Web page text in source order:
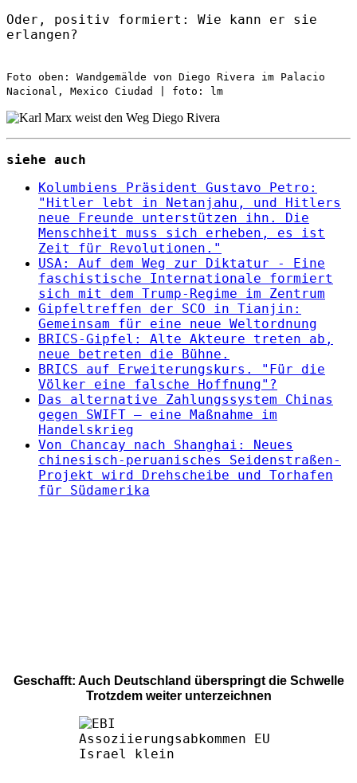
Oder, positiv formiert: Wie kann er sie
erlangen?
Foto oben: Wandgemälde von Diego Rivera im Palacio
Nacional, Mexico Ciudad | foto: lm
siehe auch
Kolumbiens Präsident Gustavo Petro:
"Hitler lebt in Netanjahu, und Hitlers
neue Freunde unterstützen ihn. Die
Menschheit muss sich erheben, es ist
Zeit für Revolutionen."
USA: Auf dem Weg zur Diktatur - Eine
faschistische Internationale formiert
sich mit dem Trump-Regime im Zentrum
Gipfeltreffen der SCO in Tianjin:
Gemeinsam für eine neue Weltordnung
BRICS-Gipfel: Alte Akteure treten ab,
neue betreten die Bühne.
BRICS auf Erweiterungskurs. "Für die
Völker eine falsche Hoffnung"?
Das alternative Zahlungssystem Chinas
gegen SWIFT – eine Maßnahme im
Handelskrieg
Von Chancay nach Shanghai: Neues
chinesisch-peruanisches Seidenstraßen-
Projekt wird Drehscheibe und Torhafen
für Südamerika
Geschafft: Auch Deutschland überspringt die Schwelle
Trotzdem weiter unterzeichnen